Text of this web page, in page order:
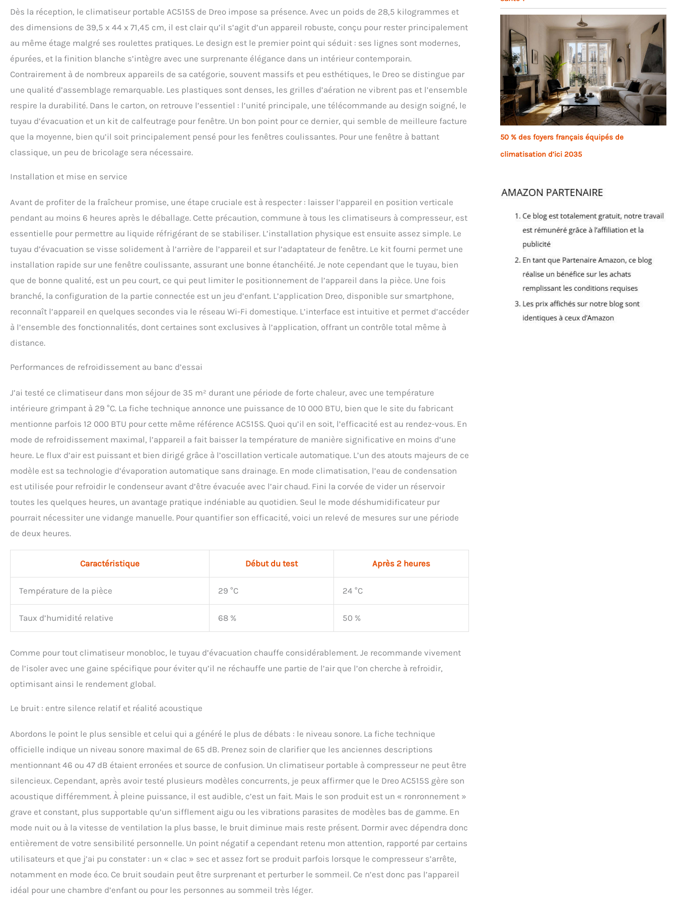
pièce. Grâce au nouveau design du climatiseur DREO, un condensateur spécial et une
rapport aux climatiseurs traditionnels sur pied. 𝗥𝗲𝗳𝗿𝗼𝗶𝗱𝗶𝘀𝘀𝗲𝗺𝗲𝗻𝘁 𝗶𝗻𝘁𝗲𝗹𝗹𝗶𝗴𝗲𝗻𝘁 à
𝗽𝗼𝗿𝘁é𝗲 𝗱𝗲 𝗺𝗮𝗶𝗻 : Utilisez votre assistant vocal préféré (compatible avec Amazon
Alexa ou Google Home) ou l'application Dreo entièrement équipée pour contrôler chaque
aspect de votre expérience de refroidissement, des différents modes aux vitesses de
ventilateur en passant par les minuteries et les horaires – ce climatiseur sur pied offre
tout. 𝗚𝘂𝗶𝗱𝗲 𝗱’𝗮𝗰𝗵𝗮𝘁 𝗱𝗲𝘀 𝗰𝗹𝗶𝗺𝗮𝘁𝗶𝘀𝗲𝘂𝗿𝘀 𝗗𝗥𝗘𝗢 : Pour un refroidissement optimal de
toute la famille, choisissez un climatiseur mobile d’une puissance de 210 W/m². Optez
pour une capacité supérieure si votre pièce dispose de fenêtres orientées à l’ouest, se
trouve au dernier étage, comporte de grandes surfaces vitrées ou reçoit la lumière
directe du soleil. Les normes BTU varient selon les pays — consultez un professionnel
pour choisir la capacité adaptée.
Dès la réception, le climatiseur portable AC515S de Dreo impose sa présence. Avec un poids de 28,5 kilogrammes et
des dimensions de 39,5 x 44 x 71,45 cm, il est clair qu’il s’agit d’un appareil robuste, conçu pour rester principalement
au même étage malgré ses roulettes pratiques. Le design est le premier point qui séduit : ses lignes sont modernes,
épurées, et la finition blanche s’intègre avec une surprenante élégance dans un intérieur contemporain.
Contrairement à de nombreux appareils de sa catégorie, souvent massifs et peu esthétiques, le Dreo se distingue par
une qualité d’assemblage remarquable. Les plastiques sont denses, les grilles d’aération ne vibrent pas et l’ensemble
respire la durabilité. Dans le carton, on retrouve l’essentiel : l’unité principale, une télécommande au design soigné, le
tuyau d’évacuation et un kit de calfeutrage pour fenêtre. Un bon point pour ce dernier, qui semble de meilleure facture
que la moyenne, bien qu’il soit principalement pensé pour les fenêtres coulissantes. Pour une fenêtre à battant
classique, un peu de bricolage sera nécessaire.
Installation et mise en service
Avant de profiter de la fraîcheur promise, une étape cruciale est à respecter : laisser l’appareil en position verticale
pendant au moins 6 heures après le déballage. Cette précaution, commune à tous les climatiseurs à compresseur, est
essentielle pour permettre au liquide réfrigérant de se stabiliser. L’installation physique est ensuite assez simple. Le
tuyau d’évacuation se visse solidement à l’arrière de l’appareil et sur l’adaptateur de fenêtre. Le kit fourni permet une
installation rapide sur une fenêtre coulissante, assurant une bonne étanchéité. Je note cependant que le tuyau, bien
que de bonne qualité, est un peu court, ce qui peut limiter le positionnement de l’appareil dans la pièce. Une fois
branché, la configuration de la partie connectée est un jeu d’enfant. L’application Dreo, disponible sur smartphone,
reconnaît l’appareil en quelques secondes via le réseau Wi-Fi domestique. L’interface est intuitive et permet d’accéder
à l’ensemble des fonctionnalités, dont certaines sont exclusives à l’application, offrant un contrôle total même à
distance.
Performances de refroidissement au banc d’essai
J’ai testé ce climatiseur dans mon séjour de 35 m² durant une période de forte chaleur, avec une température
intérieure grimpant à 29 °C. La fiche technique annonce une puissance de 10 000 BTU, bien que le site du fabricant
mentionne parfois 12 000 BTU pour cette même référence AC515S. Quoi qu’il en soit, l’efficacité est au rendez-vous. En
mode de refroidissement maximal, l’appareil a fait baisser la température de manière significative en moins d’une
heure. Le flux d’air est puissant et bien dirigé grâce à l’oscillation verticale automatique. L’un des atouts majeurs de ce
modèle est sa technologie d’évaporation automatique sans drainage. En mode climatisation, l’eau de condensation
est utilisée pour refroidir le condenseur avant d’être évacuée avec l’air chaud. Fini la corvée de vider un réservoir
toutes les quelques heures, un avantage pratique indéniable au quotidien. Seul le mode déshumidificateur pur
pourrait nécessiter une vidange manuelle. Pour quantifier son efficacité, voici un relevé de mesures sur une période
de deux heures.
Caractéristique Début du test Après 2 heures
Température de la pièce 29 °C 24 °C
Taux d’humidité relative 68 % 50 %
Comme pour tout climatiseur monobloc, le tuyau d’évacuation chauffe considérablement. Je recommande vivement
de l’isoler avec une gaine spécifique pour éviter qu’il ne réchauffe une partie de l’air que l’on cherche à refroidir,
optimisant ainsi le rendement global.
Le bruit : entre silence relatif et réalité acoustique
Abordons le point le plus sensible et celui qui a généré le plus de débats : le niveau sonore. La fiche technique
officielle indique un niveau sonore maximal de 65 dB. Prenez soin de clarifier que les anciennes descriptions
mentionnant 46 ou 47 dB étaient erronées et source de confusion. Un climatiseur portable à compresseur ne peut être
silencieux. Cependant, après avoir testé plusieurs modèles concurrents, je peux affirmer que le Dreo AC515S gère son
acoustique différemment. À pleine puissance, il est audible, c’est un fait. Mais le son produit est un « ronronnement »
grave et constant, plus supportable qu’un sifflement aigu ou les vibrations parasites de modèles bas de gamme. En
mode nuit ou à la vitesse de ventilation la plus basse, le bruit diminue mais reste présent. Dormir avec dépendra donc
entièrement de votre sensibilité personnelle. Un point négatif a cependant retenu mon attention, rapporté par certains
utilisateurs et que j’ai pu constater : un « clac » sec et assez fort se produit parfois lorsque le compresseur s’arrête,
notamment en mode éco. Ce bruit soudain peut être surprenant et perturber le sommeil. Ce n’est donc pas l’appareil
idéal pour une chambre d’enfant ou pour les personnes au sommeil très léger.
50 % des foyers français équipés de
climatisation d’ici 2035